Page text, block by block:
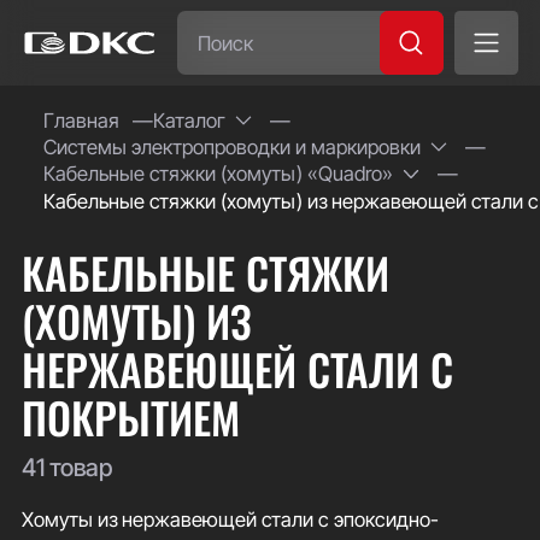
Главная
Каталог
Системы электропроводки и маркировки
Кабельные стяжки (хомуты) «Quadro»
Кабельные стяжки (хомуты) из нержавеющей стали
КАБЕЛЬНЫЕ СТЯЖКИ
(ХОМУТЫ) ИЗ
НЕРЖАВЕЮЩЕЙ СТАЛИ С
ПОКРЫТИЕМ
41 товар
Хомуты из нержавеющей стали с эпоксидно-
Часто ищут:
Специсполнение